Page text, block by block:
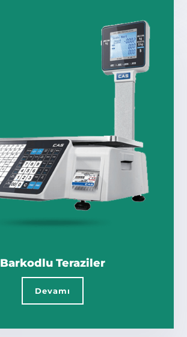
Barkodlu Teraziler
Devamı